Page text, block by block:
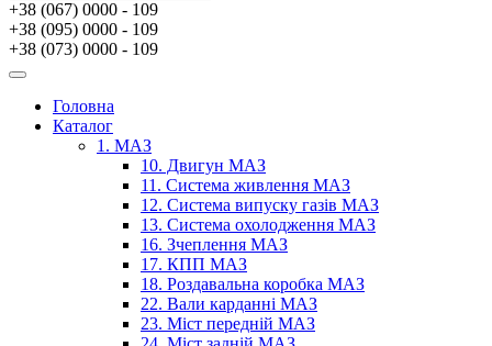
+38 (067) 0000 - 109
+38 (095) 0000 - 109
+38 (073) 0000 - 109
Головна
Каталог
1. МАЗ
10. Двигун МАЗ
11. Система живлення МАЗ
12. Система випуску газів МАЗ
13. Система охолодження МАЗ
16. Зчеплення МАЗ
17. КПП МАЗ
18. Роздавальна коробка МАЗ
22. Вали карданні МАЗ
23. Міст передній МАЗ